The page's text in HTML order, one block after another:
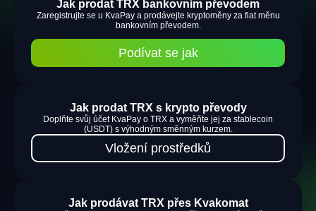
Jak prodat TRX bankovním převodem
Zaregistrujte se u KvaPay a prodávejte kryptoměny za fiat měnu
bankovním převodem.
Podívat se jak
Jak prodat TRX s krypto převody
Doplňte svůj účet KvaPay o TRX a vyměňte jej za stablecoin
(USDT) s výhodným směnným kurzem.
Vložení prostředků
Jak prodávat TRX přes Kvakomat